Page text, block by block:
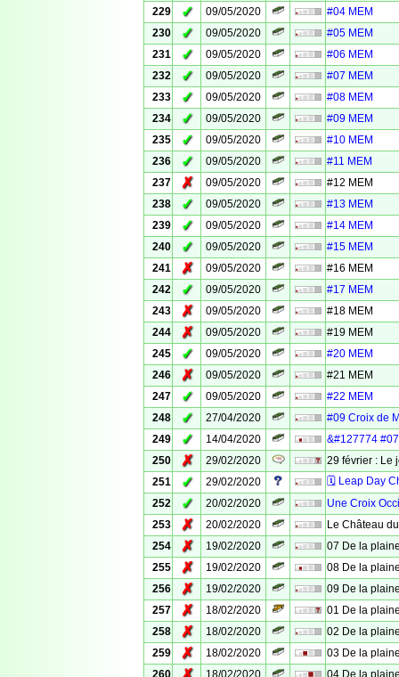
229
✓ 09/05/2020
#04 MEM
230
✓ 09/05/2020
#05 MEM
231
✓ 09/05/2020
#06 MEM
232
✓ 09/05/2020
#07 MEM
233
✓ 09/05/2020
#08 MEM
234
✓ 09/05/2020
#09 MEM
235
✓ 09/05/2020
#10 MEM
236
✓ 09/05/2020
#11 MEM
237
✗ 09/05/2020
#12 MEM
238
✓ 09/05/2020
#13 MEM
239
✓ 09/05/2020
#14 MEM
240
✓ 09/05/2020
#15 MEM
241
✗ 09/05/2020
#16 MEM
242
✓ 09/05/2020
#17 MEM
243
✗ 09/05/2020
#18 MEM
244
✗ 09/05/2020
#19 MEM
245
✓ 09/05/2020
#20 MEM
246
✗ 09/05/2020
#21 MEM
247
✓ 09/05/2020
#22 MEM
248
✓ 27/04/2020
#09 Croix de
249
✓ 14/04/2020
&#127774
250
✗ 29/02/2020
29 février : Le
251
✓ 29/02/2020
🗓 Leap Day
252
✓ 20/02/2020
Une Croix
253
✗ 20/02/2020
Le Château
254
✗ 19/02/2020
07 De la
255
✗ 19/02/2020
08 De la
256
✗ 19/02/2020
09 De la
257
✗ 18/02/2020
01 De la
258
✗ 18/02/2020
02 De la
259
✗ 18/02/2020
03 De la
260
18/02/2020
04 De la